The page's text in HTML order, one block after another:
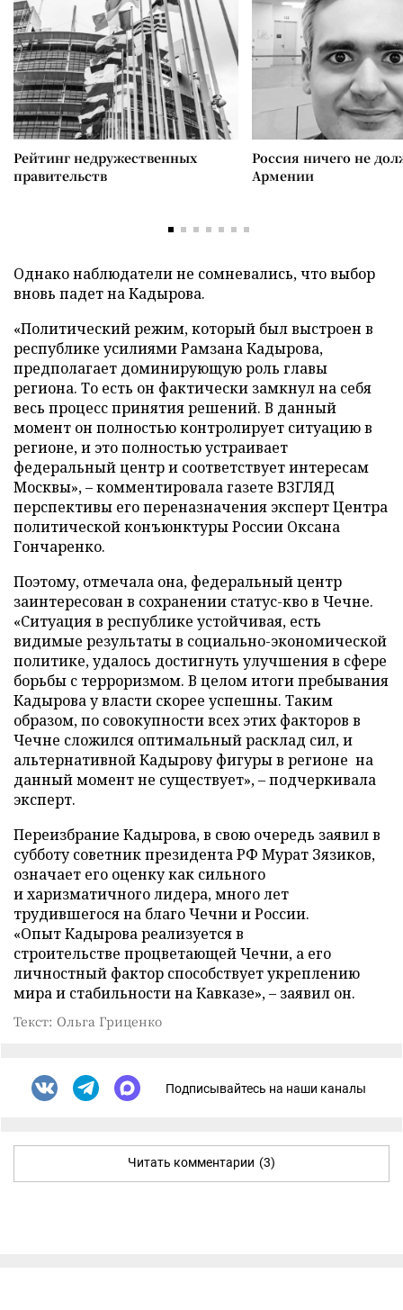
Рейтинг недружественных
правительств
Россия ничего не
Армении
Однако наблюдатели не сомневались, что выбор
вновь падет на Кадырова.
«Политический режим, который был выстроен в
республике усилиями Рамзана Кадырова,
предполагает доминирующую роль главы
региона. То есть он фактически замкнул на себя
весь процесс принятия решений. В данный
момент он полностью контролирует ситуацию в
регионе, и это полностью устраивает
федеральный центр и соответствует интересам
Москвы», – комментировала газете ВЗГЛЯД
перспективы его переназначения эксперт Центра
политической конъюнктуры России Оксана
Гончаренко.
Поэтому, отмечала она, федеральный центр
заинтересован в сохранении статус-кво в Чечне.
«Ситуация в республике устойчивая, есть
видимые результаты в социально-экономической
политике, удалось достигнуть улучшения в сфере
борьбы с терроризмом. В целом итоги пребывания
Кадырова у власти скорее успешны. Таким
образом, по совокупности всех этих факторов в
Чечне сложился оптимальный расклад сил, и
альтернативной Кадырову фигуры в регионе на
данный момент не существует», – подчеркивала
эксперт.
Переизбрание Кадырова, в свою очередь заявил в
субботу советник президента РФ Мурат Зязиков,
означает его оценку как сильного
и харизматичного лидера, много лет
трудившегося на благо Чечни и России.
«Опыт Кадырова реализуется в
строительстве процветающей Чечни, а его
личностный фактор способствует укреплению
мира и стабильности на Кавказе»,– заявил он.
Текст: Ольга Гриценко
Подписывайтесь на наши каналы
Читать комментарии (3)